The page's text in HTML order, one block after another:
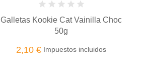
Galletas Kookie Cat Vainilla Choc
50g
2,10 € Impuestos incluidos